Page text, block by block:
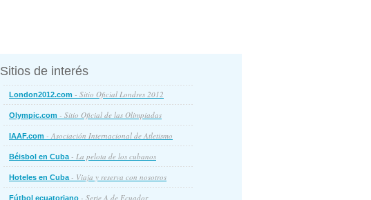
Sitios de interés
London2012.com - Sitio Oficial Londres 2012
Olympic.com - Sitio Oficial de las Olimpiadas
IAAF.com - Asociación Internacional de Atletismo
Béisbol en Cuba- La pelota de los cubanos
Hoteles en Cuba- Viaja y reserva con nosotros
Fútbol ecuatoriano - Serie A de Ecuador